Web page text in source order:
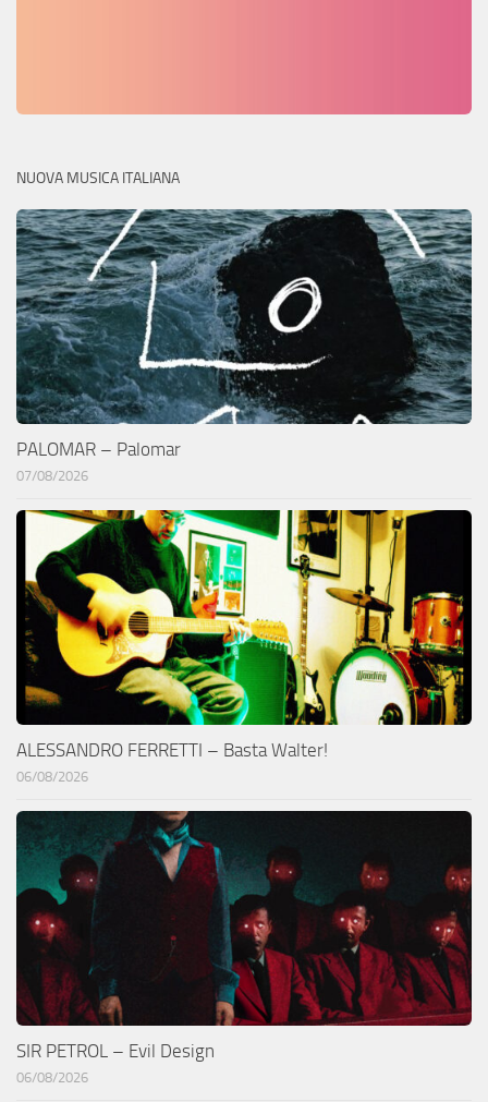
NUOVA MUSICA ITALIANA
PALOMAR – Palomar
07/08/2026
ALESSANDRO FERRETTI – Basta Walter!
06/08/2026
SIR PETROL – Evil Design
06/08/2026